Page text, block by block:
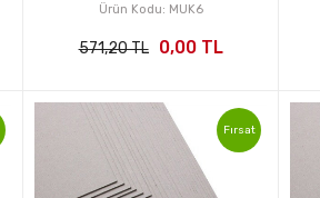
Ürün Kodu: MUK6
571,20 TL 0,00 TL
Fırsat